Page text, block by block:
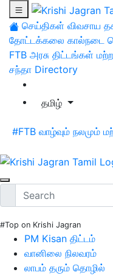
செய்திகள் விவசாய
தோட்டக்கலை கால்நடை
FTB அரசு திட்டங்கள்
சந்தா Directory
தமிழ்
#FTB வாழ்வும் நலமும்
#Top on Krishi Jagran
PM Kisan திட்டம்
வானிலை நிலவரம்
லாபம் தரும் தொழில்